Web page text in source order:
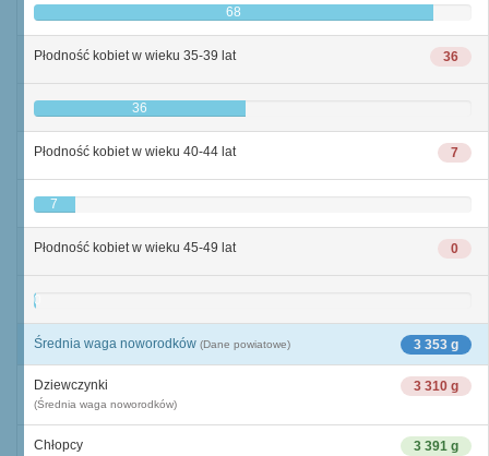
68
36
Płodność kobiet w wieku 35-39 lat
36
7
Płodność kobiet w wieku 40-44 lat
7
0
Płodność kobiet w wieku 45-49 lat
0
3 353 g
Średnia waga noworodków (Dane powiatowe)
3 310 g
Dziewczynki
(Średnia waga noworodków)
3 391 g
Chłopcy